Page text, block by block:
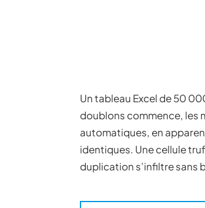
Un tableau Excel de 50
doublons commence, les
automatiques, en
identiques. Une cellule
duplication s’infiltre sans